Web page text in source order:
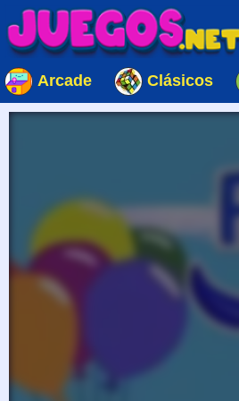
Arcade Clásicos